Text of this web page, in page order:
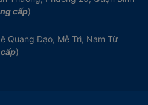
cấp)
Quang Đạo, Mễ Trì, Nam Từ
)